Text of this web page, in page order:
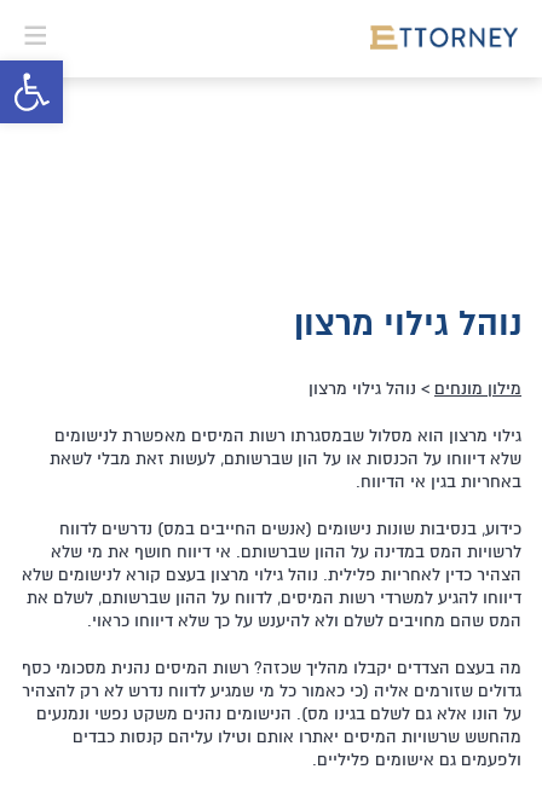
פתח
נוהל גילוי מרצון
מילון מונחים > נוהל גילוי מרצון
גילוי מרצון הוא מסלול שבמסגרתו רשות המיסים מאפשרת לנישומים
שלא דיווחו על הכנסות או על הון שברשותם, לעשות זאת מבלי לשאת
באחריות בגין אי הדיווח.
כידוע, בנסיבות שונות נישומים (אנשים החייבים במס) נדרשים לדווח
לרשויות המס במדינה על ההון שברשותם. אי דיווח חושף את מי שלא
הצהיר כדין לאחריות פלילית. נוהל גילוי מרצון בעצם קורא לנישומים שלא
דיווחו להגיע למשרדי רשות המיסים, לדווח על ההון שברשותם, לשלם את
המס שהם מחויבים לשלם ולא להיענש על כך שלא דיווחו כראוי.
מה בעצם הצדדים יקבלו מהליך שכזה? רשות המיסים נהנית מסכומי כסף
גדולים שזורמים אליה (כי כאמור כל מי שמגיע לדווח נדרש לא רק להצהיר
על הונו אלא גם לשלם בגינו מס). הנישומים נהנים משקט נפשי ונמנעים
מהחשש שרשויות המיסים יאתרו אותם וטילו עליהם קנסות כבדים
ולפעמים גם אישומים פליליים.